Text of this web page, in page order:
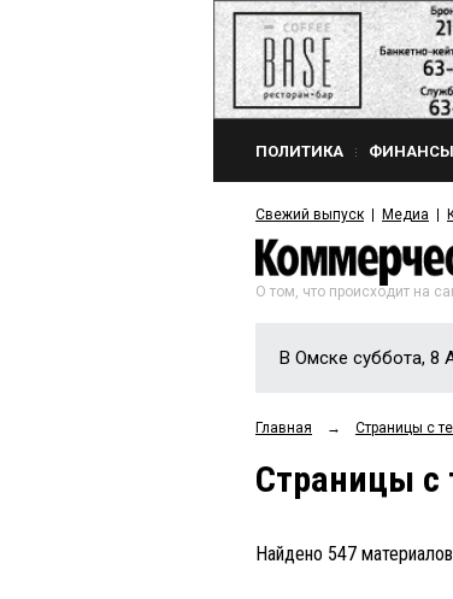
ПОЛИТИКА ФИНАНСЫ
Свежий выпуск Медиа
О том, что происходит на
В Омске суббота, 8
Главная → Страницы c
Страницы c
Найдено 547 материалов